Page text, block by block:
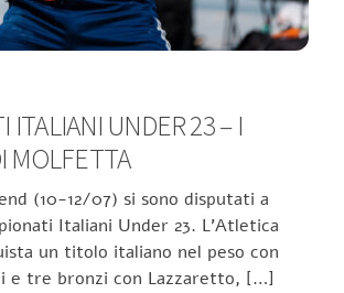
ITALIANI UNDER 23 – I
MOLFETTA
(10-12/07) si sono disputati a
Italiani Under 23. L’Atletica
un titolo italiano nel peso con
e tre bronzi con Lazzaretto, […]